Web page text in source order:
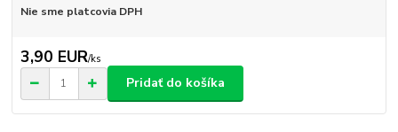
Nie sme platcovia DPH
3,90 EUR/ks
Pridať do košíka